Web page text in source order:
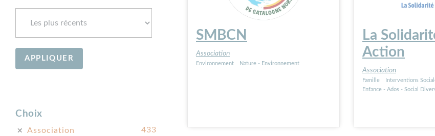
Choix
Association
433
SMBCN
Association
Environnement Nature - Environnement
La
Action
Association
Famille
Interventions
Enfance - Ados - Social